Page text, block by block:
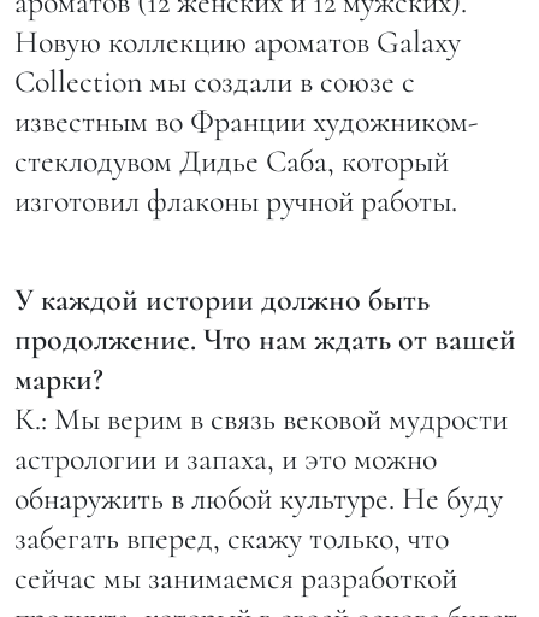
Новую коллекцию ароматов Galaxy
Collection мы создали в союзе с
известным во Франции художником-
стеклодувом Дидье Саба, который
изготовил флаконы ручной работы.
У каждой истории должно быть
продолжение. Что нам ждать от вашей
марки?
К.: Мы верим в связь вековой мудрости
астрологии и запаха, и это можно
обнаружить в любой культуре. Не буду
забегать вперед, скажу только, что
сейчас мы занимаемся разработкой